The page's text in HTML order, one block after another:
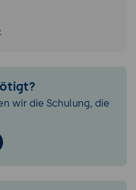
wir die Schulung, die